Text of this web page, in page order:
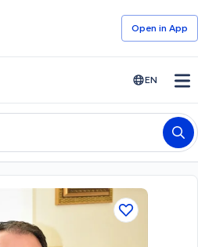
Open in Αpp
EN